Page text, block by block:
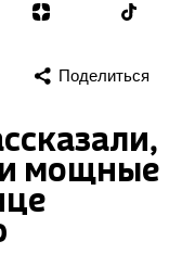
Поделиться
мощные